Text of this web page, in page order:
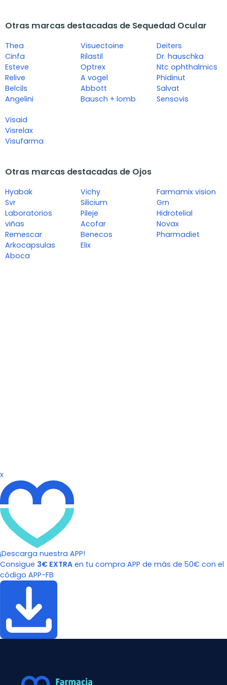
Otras marcas destacadas de Sequedad Ocular
Thea
Cinfa
Esteve
Relive
Belcils
Angelini
Visuectoine
Rilastil
Optrex
A vogel
Abbott
Bausch + lomb
Deiters
Dr. hauschka
Ntc ophthalmics
Phidinut
Salvat
Sensovis
Visaid
Visrelax
Visufarma
Otras marcas destacadas de Ojos
Hyabak
Svr
Laboratorios
viñas
Remescar
Arkocapsulas
Aboca
Vichy
Silicium
Pileje
Acofar
Benecos
Elix
Farmamix vision
Grn
Hidrotelial
Novax
Pharmadiet
x
¡Descarga nuestra APP!
Consigue 3€ EXTRA en tu compra APP de más de 50€ con el
código APP-FB